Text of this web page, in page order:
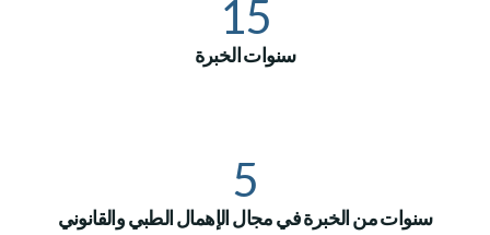
15
سنوات الخبرة
5
سنوات من الخبرة في مجال الإهمال الطبي والقانوني